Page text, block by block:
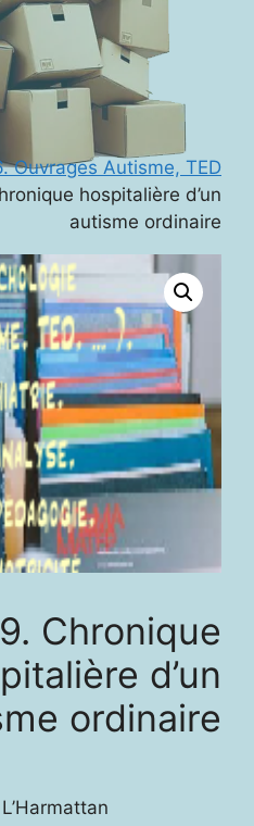
Ouvrages Autisme, TED
hospitalière d’un
autisme ordinaire
Chronique
d’un
ordinaire